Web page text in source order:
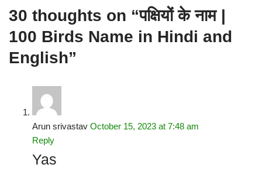
30 thoughts on “पक्षियों के नाम |
100 Birds Name in Hindi and
English”
Arun srivastav October 15, 2023 at 7:48 am
Reply
Yas